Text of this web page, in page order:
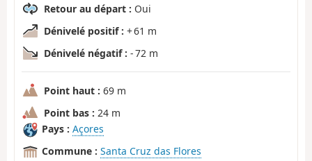
Retour au départ : Oui
Dénivelé positif : + 61 m
Dénivelé négatif : - 72 m
Point haut : 69 m
Point bas : 24 m
Pays : Açores
Commune : Santa Cruz das Flores